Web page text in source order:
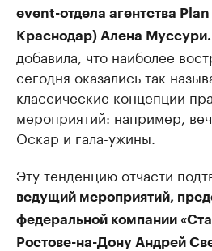
event-отдела агентства
Краснодар) Алена Муссури.
добавила, что наиболее
сегодня оказались так
классические концепции
мероприятий: например,
Оскар и гала-ужины.
Эту тенденцию отчасти
ведущий мероприятий,
федеральной компании
Ростове-на-Дону Андрей